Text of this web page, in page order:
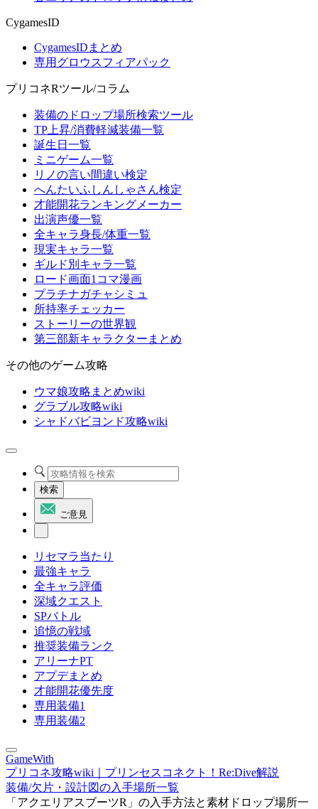
CygamesID
CygamesIDまとめ
専用グロウスフィアパック
プリコネRツール/コラム
装備のドロップ場所検索ツール
TP上昇/消費軽減装備一覧
誕生日一覧
ミニゲーム一覧
リノの言い間違い検定
へんたいふしんしゃさん検定
才能開花ランキングメーカー
出演声優一覧
全キャラ身長/体重一覧
現実キャラ一覧
ギルド別キャラ一覧
ロード画面1コマ漫画
プラチナガチャシミュ
所持率チェッカー
ストーリーの世界観
第三部新キャラクターまとめ
その他のゲーム攻略
ウマ娘攻略まとめwiki
グラブル攻略wiki
シャドバビヨンド攻略wiki
検索
ご意見
リセマラ当たり
最強キャラ
全キャラ評価
深域クエスト
SPバトル
追憶の戦域
推奨装備ランク
アリーナPT
アプデまとめ
才能開花優先度
専用装備1
専用装備2
GameWith
プリコネ攻略wiki｜プリンセスコネクト！Re:Dive解説
装備/欠片・設計図の入手場所一覧
「アクエリアスブーツR」の入手方法と素材ドロップ場所一